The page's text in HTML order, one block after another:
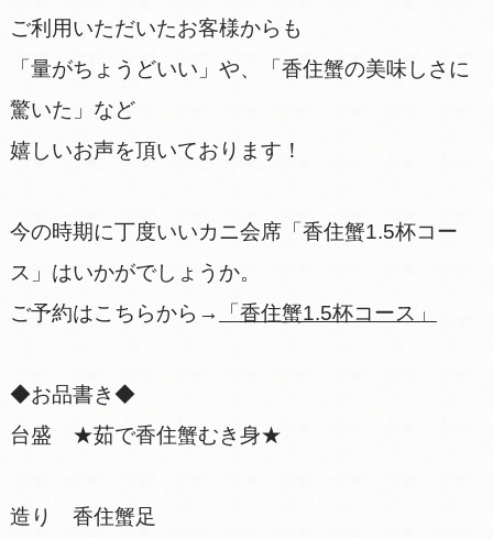
ご利用いただいたお客様からも
「量がちょうどいい」や、「香住蟹の美味しさに
驚いた」など
嬉しいお声を頂いております！
今の時期に丁度いいカニ会席「香住蟹1.5杯コー
ス」はいかがでしょうか。
ご予約はこちらから→
「香住蟹1.5杯コース」
◆お品書き◆
台盛 ★茹で香住蟹むき身★
造り 香住蟹足